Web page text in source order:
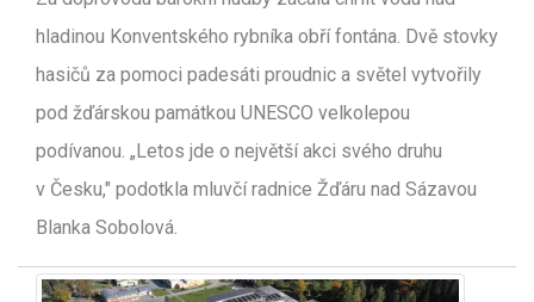
hladinou Konventského rybníka obří fontána. Dvě stovky
hasičů za pomoci padesáti proudnic a světel vytvořily
pod žďárskou památkou UNESCO velkolepou
podívanou. „Letos jde o největší akci svého druhu
v Česku," podotkla mluvčí radnice Žďáru nad Sázavou
Blanka Sobolová.